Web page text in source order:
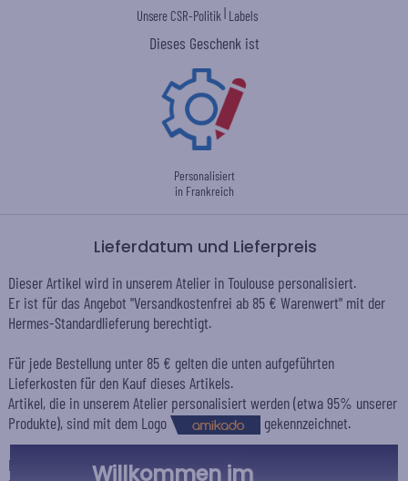
Unsere CSR-Politik Labels
Dieses Geschenk ist
Personalisiert
in Frankreich
Lieferdatum und Lieferpreis
Dieser Artikel wird in unserem Atelier in Toulouse personalisiert.
Er ist für das Angebot "Versandkostenfrei ab 85 € Warenwert" mit der
Hermes-Standardlieferung berechtigt.
Für jede Bestellung unter 85 € gelten die unten aufgeführten
Lieferkosten für den Kauf dieses Artikels.
Artikel, die in unserem Atelier personalisiert werden (etwa 95% unserer
Produkte), sind mit dem Logo
gekennzeichnet.
Das Voraussichtliche Lieferdatum ist nur bei einer Zahlung per PayPal,
Willkommen im